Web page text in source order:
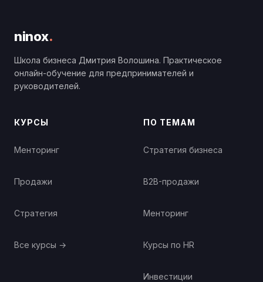
ninox.
Школа бизнеса Дмитрия Волошина. Практическое
онлайн-обучение для предпринимателей и
руководителей.
КУРСЫ
Менторинг
Продажи
Стратегия
Все курсы →
ПО ТЕМАМ
Стратегия бизнеса
B2B-продажи
Менторинг
Курсы по HR
Инвестиции